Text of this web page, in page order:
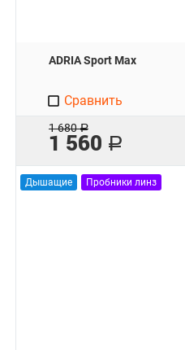
ADRIA Sport Max
1 680 Р
1 560 Р
Сравнить
Дышащие Пробники линз